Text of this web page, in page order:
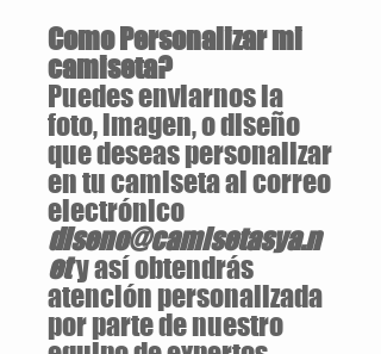
Como Personalizar mi
camiseta?
Puedes enviarnos la
foto, imagen, o diseño
que deseas personalizar
en tu camiseta al correo
electrónico
diseno@camisetasya.n
ety así obtendrás
atención personalizada
por parte de nuestro